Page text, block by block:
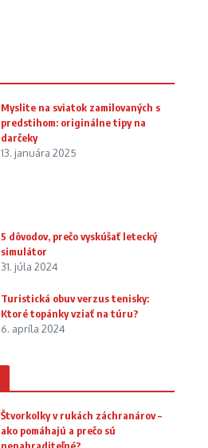
Myslite na sviatok zamilovaných s
predstihom: originálne tipy na
darčeky
13. januára 2025
5 dôvodov, prečo vyskúšať letecký
simulátor
31. júla 2024
Turistická obuv verzus tenisky:
Ktoré topánky vziať na túru?
6. apríla 2024
Štvorkolky v rukách záchranárov –
ako pomáhajú a prečo sú